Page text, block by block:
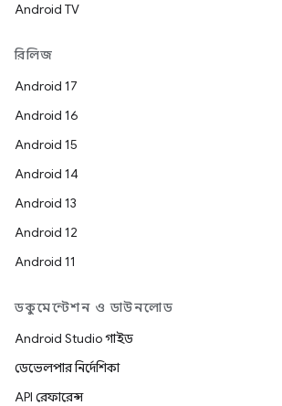
Android TV
রিলিজ
Android 17
Android 16
Android 15
Android 14
Android 13
Android 12
Android 11
ডকুমেন্টেশন ও ডাউনলোড
Android Studio গাইড
ডেভেলপার নির্দেশিকা
API রেফারেন্স